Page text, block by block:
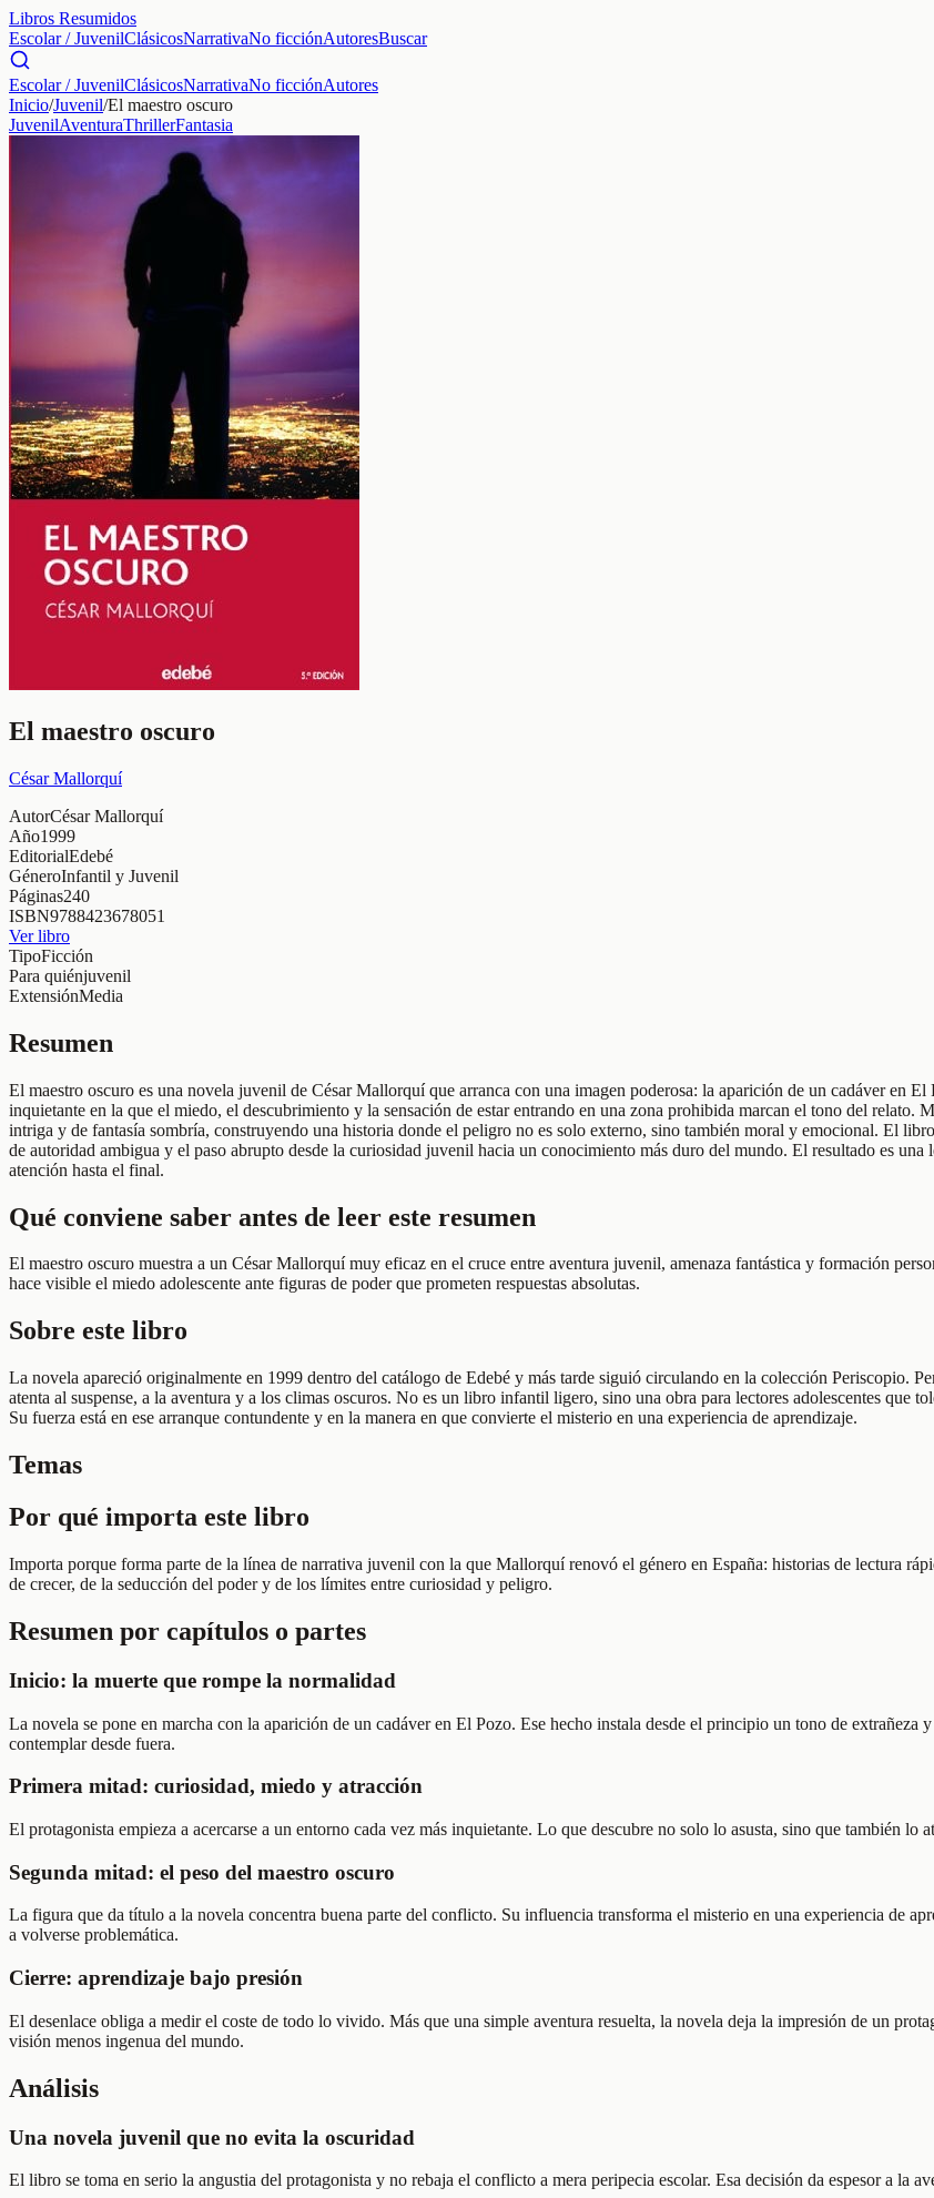
Libros Resumidos
Escolar / JuvenilClásicosNarrativaNo ficciónAutoresBuscar
Escolar / JuvenilClásicosNarrativaNo ficciónAutores
Inicio/Juvenil/El maestro oscuro
JuvenilAventuraThrillerFantasia
El maestro oscuro
César Mallorquí
AutorCésar Mallorquí
Año1999
EditorialEdebé
GéneroInfantil y Juvenil
Páginas240
ISBN9788423678051
Ver libro
TipoFicción
Para quiénjuvenil
ExtensiónMedia
Resumen
El maestro oscuro es una novela juvenil de César Mallorquí que arranca con una imagen poderosa: la aparición de un cadáver en
inquietante en la que el miedo, el descubrimiento y la sensación de estar entrando en una zona prohibida marcan el tono del
intriga y de fantasía sombría, construyendo una historia donde el peligro no es solo externo, sino también moral y emocional. El
de autoridad ambigua y el paso abrupto desde la curiosidad juvenil hacia un conocimiento más duro del mundo. El resultado es una
atención hasta el final.
Qué conviene saber antes de leer este resumen
El maestro oscuro muestra a un César Mallorquí muy eficaz en el cruce entre aventura juvenil, amenaza fantástica y formación
hace visible el miedo adolescente ante figuras de poder que prometen respuestas absolutas.
Sobre este libro
La novela apareció originalmente en 1999 dentro del catálogo de Edebé y más tarde siguió circulando en la colección Periscopio.
atenta al suspense, a la aventura y a los climas oscuros. No es un libro infantil ligero, sino una obra para lectores adolescentes que
Su fuerza está en ese arranque contundente y en la manera en que convierte el misterio en una experiencia de aprendizaje.
Temas
Por qué importa este libro
Importa porque forma parte de la línea de narrativa juvenil con la que Mallorquí renovó el género en España: historias de lectura
de crecer, de la seducción del poder y de los límites entre curiosidad y peligro.
Resumen por capítulos o partes
Inicio: la muerte que rompe la normalidad
La novela se pone en marcha con la aparición de un cadáver en El Pozo. Ese hecho instala desde el principio un tono de extrañeza
contemplar desde fuera.
Primera mitad: curiosidad, miedo y atracción
El protagonista empieza a acercarse a un entorno cada vez más inquietante. Lo que descubre no solo lo asusta, sino que también
Segunda mitad: el peso del maestro oscuro
La figura que da título a la novela concentra buena parte del conflicto. Su influencia transforma el misterio en una experiencia de
a volverse problemática.
Cierre: aprendizaje bajo presión
El desenlace obliga a medir el coste de todo lo vivido. Más que una simple aventura resuelta, la novela deja la impresión de un
visión menos ingenua del mundo.
Análisis
Una novela juvenil que no evita la oscuridad
El libro se toma en serio la angustia del protagonista y no rebaja el conflicto a mera peripecia escolar. Esa decisión da espesor a la